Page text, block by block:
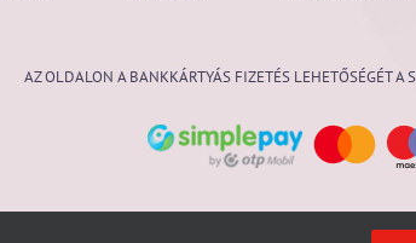
AZ OLDALON A BANKKÁRTYÁS FIZETÉS LEHETŐSÉGÉT A